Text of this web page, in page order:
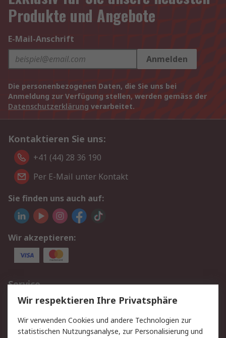
Produkte und Angebote
E-Mail-Anschrift
Anmelden
Die personenbezogenen Daten, die Sie uns bei
Anmeldung zur Verfügung stellen, werden gemäss der
Datenschutzerklärung verarbeitet.
Kontaktieren Sie uns:
+41 (44) 28 36 190
Per E-Mail unter Kontakt
Sie finden uns auch auf:
Wir akzeptieren:
Service
Value Added Services
Lieferlösungen
Rücksendungen
Kontakt
Hilfe
Wir respektieren Ihre Privatsphäre
Wir verwenden Cookies und andere Technologien zur
statistischen Nutzungsanalyse, zur Personalisierung und